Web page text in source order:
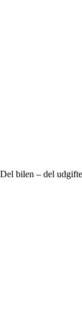
Del bilen – del